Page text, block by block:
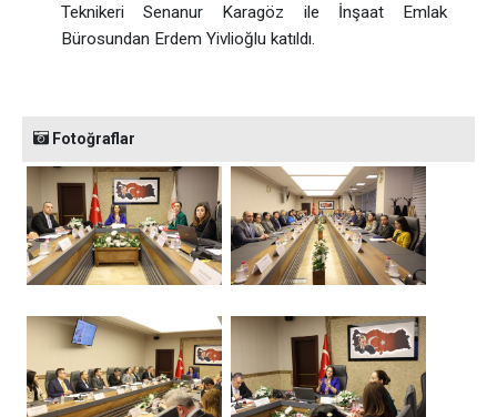
Teknikeri Senanur Karagöz ile İnşaat Emlak
Bürosundan Erdem Yivlioğlu katıldı.
Fotoğraflar